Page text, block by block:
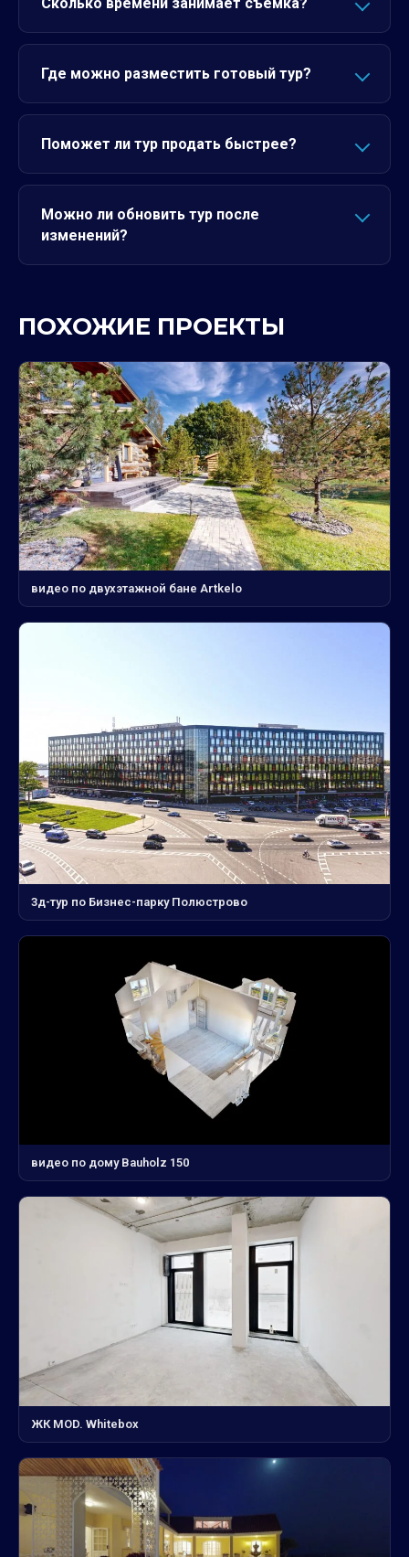
Где можно разместить готовый тур?
Поможет ли тур продать быстрее?
Можно ли обновить тур после
изменений?
ПОХОЖИЕ ПРОЕКТЫ
видео по двухэтажной бане Artkelo
3д-тур по Бизнес-парку Полюстрово
видео по дому Bauholz 150
ЖК MOD. Whitebox